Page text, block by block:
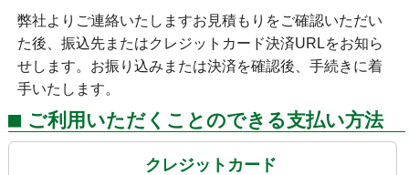
弊社よりご連絡いたしますお見積もりをご確認いただい
た後、振込先またはクレジットカード決済URLをお知ら
せします。お振り込みまたは決済を確認後、手続きに着
手いたします。
ご利用いただくことのできる支払い方法
クレジットカード